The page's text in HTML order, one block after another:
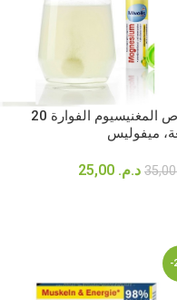
أقراص المغنيسيوم الفوارة 20
ميفوليس
د.م.
-